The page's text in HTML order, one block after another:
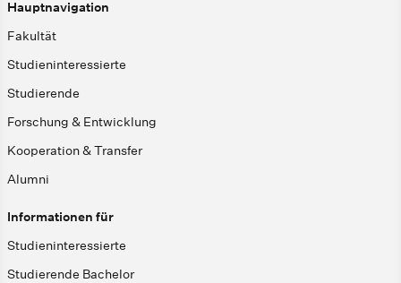
Hauptnavigation
Fakultät
Studieninteressierte
Studierende
Forschung & Entwicklung
Kooperation & Transfer
Alumni
Informationen für
Studieninteressierte
Studierende Bachelor